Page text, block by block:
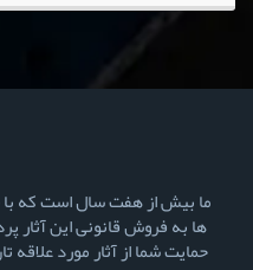
ما بیش از هفت سال است که
ها به فروش قانونی این آثار
حمایت شما از آثار مورد